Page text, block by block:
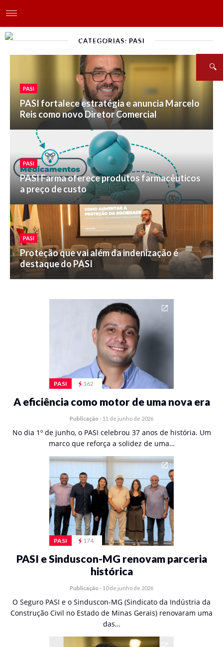
CATEGORIAS: PASI
PASI
PASI fortalece estratégia e anuncia Marcelo
Reis como novo Diretor Comercial
PASI
PASI Farma oferece produtos farmacêuticos
a preço de custo
PASI
Proteção que vai além da indenização é
destaque do PASI
PASI 162
A eficiência como motor de uma nova era
Publicação - 11 de junho de 2026
No dia 1º de junho, o PASI celebrou 37 anos de história. Um
marco que reforça a solidez de uma…
PASI 174
PASI e Sinduscon-MG renovam parceria
histórica
Publicação - 10 de junho de 2026
O Seguro PASI e o Sinduscon-MG (Sindicato da Indústria da
Construção Civil no Estado de Minas Gerais) renovaram uma
das…